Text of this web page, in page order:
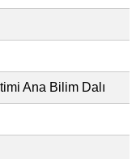
Ana Bilim Dalı